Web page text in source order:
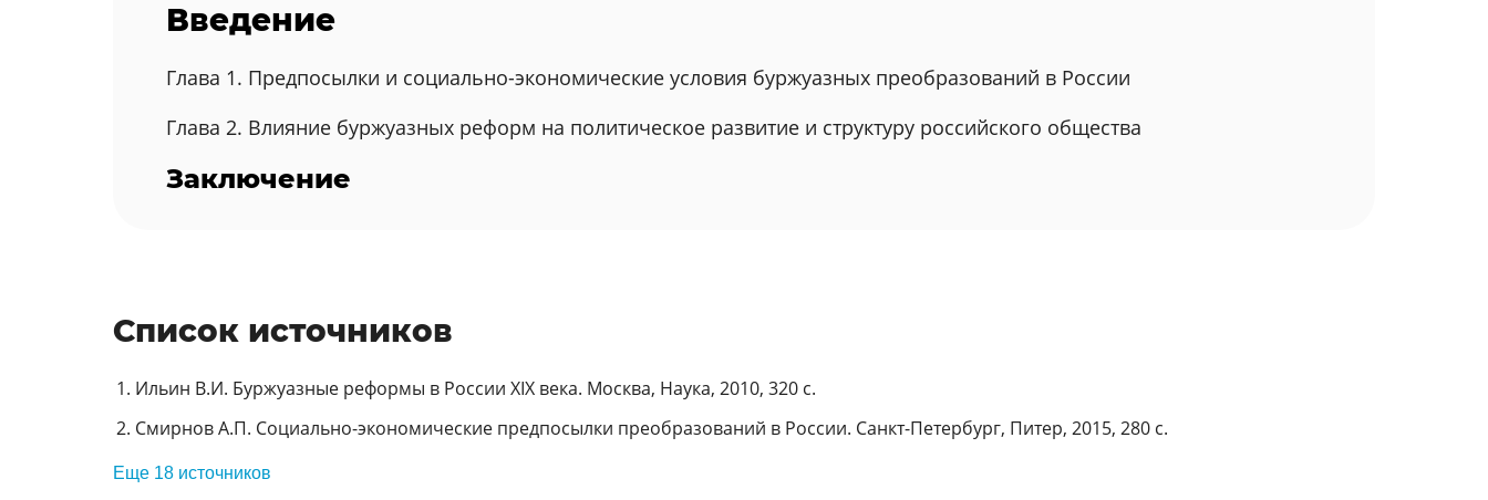
Введение
Глава 1. Предпосылки и социально-экономические условия буржуазных преобразований в России
Глава 2. Влияние буржуазных реформ на политическое развитие и структуру российского общества
Заключение
Список источников
Ильин В.И. Буржуазные реформы в России XIX века. Москва, Наука, 2010, 320 с.
Смирнов А.П. Социально-экономические предпосылки преобразований в России. Санкт-Петербург, Питер, 2015, 280 с.
Еще 18 источников